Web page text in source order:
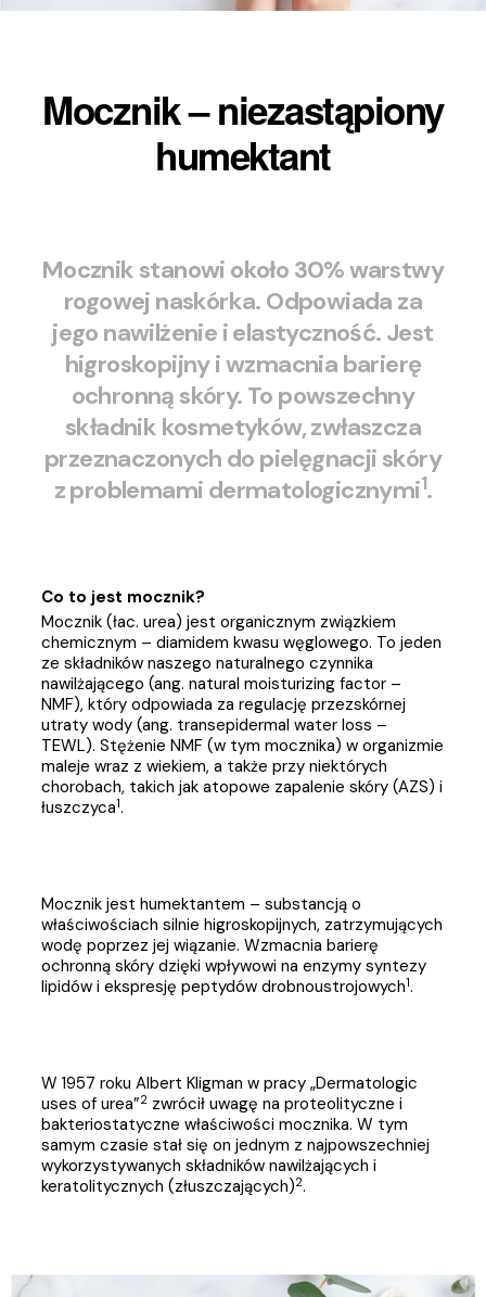
Mocznik – niezastąpiony
humektant
Mocznik stanowi około 30% warstwy
rogowej naskórka. Odpowiada za
jego nawilżenie i elastyczność. Jest
higroskopijny i wzmacnia barierę
ochronną skóry. To powszechny
składnik kosmetyków, zwłaszcza
przeznaczonych do pielęgnacji skóry
z problemami dermatologicznymi1.
Co to jest mocznik?
Mocznik (łac. urea) jest organicznym związkiem
chemicznym – diamidem kwasu węglowego. To jeden
ze składników naszego naturalnego czynnika
nawilżającego (ang. natural moisturizing factor –
NMF), który odpowiada za regulację przezskórnej
utraty wody (ang. transepidermal water loss –
TEWL). Stężenie NMF (w tym mocznika) w organizmie
maleje wraz z wiekiem, a także przy niektórych
chorobach, takich jak atopowe zapalenie skóry (AZS) i
łuszczyca1.
Mocznik jest humektantem – substancją o
właściwościach silnie higroskopijnych, zatrzymujących
wodę poprzez jej wiązanie. Wzmacnia barierę
ochronną skóry dzięki wpływowi na enzymy syntezy
lipidów i ekspresję peptydów drobnoustrojowych1.
W 1957 roku Albert Kligman w pracy „Dermatologic
uses of urea”2zwrócił uwagę na proteolityczne i
bakteriostatyczne właściwości mocznika. W tym
samym czasie stał się on jednym z najpowszechniej
wykorzystywanych składników nawilżających i
keratolitycznych (złuszczających)2.